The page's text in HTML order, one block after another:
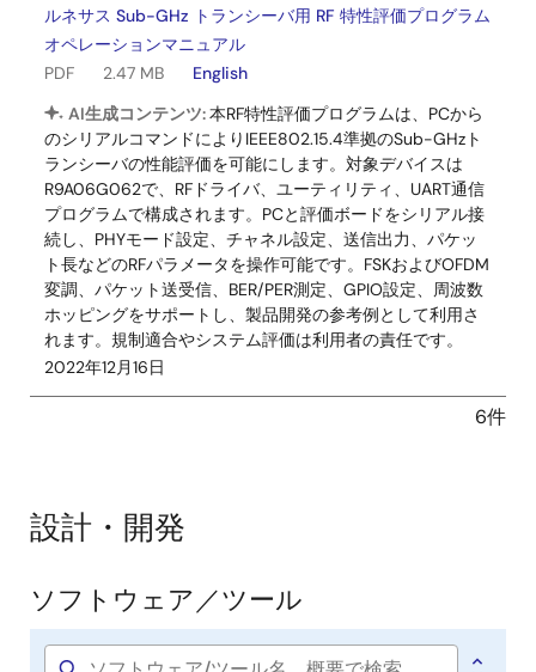
ルネサス Sub-GHz トランシーバ用 RF 特性評価プログラム
オペレーションマニュアル
PDF
2.47 MB
English
AI生成コンテンツ:本RF特性評価プログラムは、PCから
のシリアルコマンドによりIEEE802.15.4準拠のSub-GHzト
ランシーバの性能評価を可能にします。対象デバイスは
R9A06G062で、RFドライバ、ユーティリティ、UART通信
プログラムで構成されます。PCと評価ボードをシリアル接
続し、PHYモード設定、チャネル設定、送信出力、パケッ
ト長などのRFパラメータを操作可能です。FSKおよびOFDM
変調、パケット送受信、BER/PER測定、GPIO設定、周波数
ホッピングをサポートし、製品開発の参考例として利用さ
れます。規制適合やシステム評価は利用者の責任です。
2022年12月16日
6件
設計・開発
ソ
フ
ソフトウェア／ツール